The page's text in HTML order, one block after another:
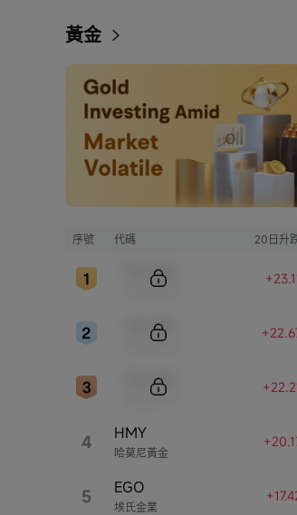
黃金
序號 代碼 20日升
4 哈莫尼黃金
HMY
5 埃氏金業
EGO